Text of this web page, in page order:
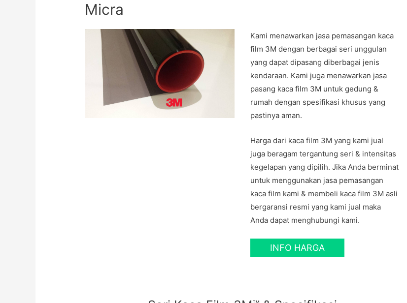
Micra
Kami menawarkan jasa pemasangan kaca
film 3M dengan berbagai seri unggulan
yang dapat dipasang diberbagai jenis
kendaraan. Kami juga menawarkan jasa
pasang kaca film 3M untuk gedung &
rumah dengan spesifikasi khusus yang
pastinya aman.
Harga dari kaca film 3M yang kami jual
juga beragam tergantung seri & intensitas
kegelapan yang dipilih. Jika Anda berminat
untuk menggunakan jasa pemasangan
kaca film kami & membeli kaca film 3M asli
bergaransi resmi yang kami jual maka
Anda dapat menghubungi kami.
INFO HARGA